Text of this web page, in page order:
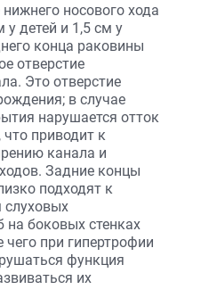
носового хода
у детей и 1,5 см у
конца раковины
отверстие
Это отверстие
в случае
нарушается отток
приводит к
канала и
Задние концы
подходят к
слуховых
на боковых стенках
чего при гипертрофии
функция
их